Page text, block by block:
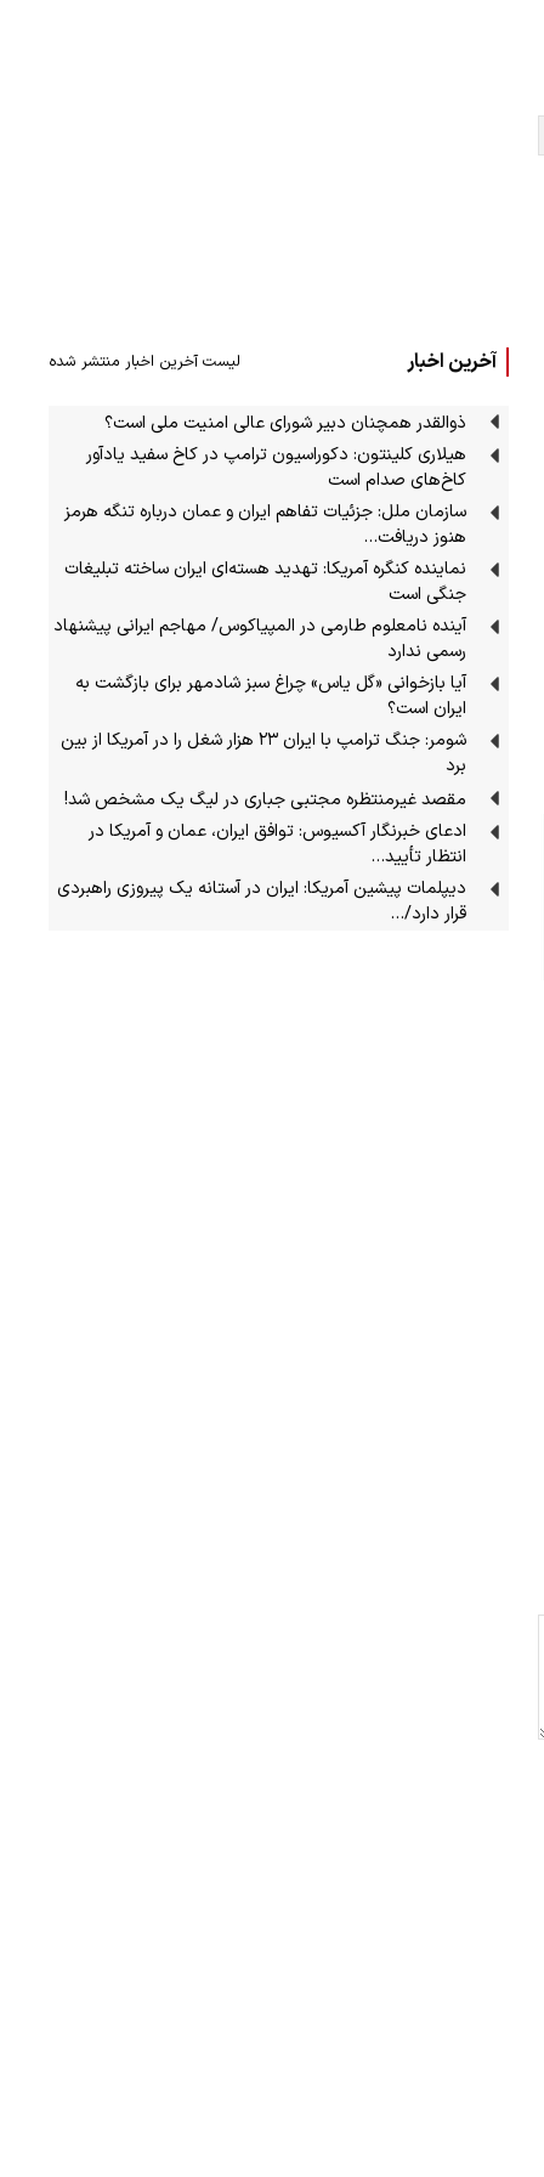
آخرین اخبار لیست آخرین اخبار منتشر شده
ذوالقدر همچنان دبیر شورای ‌عالی امنیت ملی است؟
هیلاری کلینتون: دکوراسیون ترامپ در کاخ سفید یادآور
کاخ‌های صدام است
سازمان ملل: جزئیات تفاهم ایران و عمان درباره تنگه هرمز
هنوز دریافت…
نماینده کنگره آمریکا: تهدید هسته‌ای ایران ساخته تبلیغات
جنگی است
آینده نامعلوم طارمی در المپیاکوس/ مهاجم ایرانی پیشنهاد
رسمی ندارد
آیا بازخوانی «گل یاس» چراغ سبز شادمهر برای بازگشت به
ایران است؟
شومر: جنگ ترامپ با ایران ۲۳ هزار شغل را در آمریکا از بین
برد
مقصد غیرمنتظره مجتبی جباری در لیگ یک مشخص شد!
ادعای خبرنگار آکسیوس: توافق ایران، عمان و آمریکا در
انتظار تأیید…
دیپلمات پیشین آمریکا: ایران در آستانه یک پیروزی راهبردی
قرار دارد/…